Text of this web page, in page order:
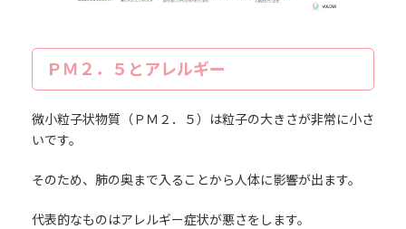
ＰＭ２．５とアレルギー
微小粒子状物質（ＰＭ２．５）は粒子の大きさが非常に小さ
いです。
そのため、肺の奥まで入ることから人体に影響が出ます。
代表的なものはアレルギー症状が悪さをします。